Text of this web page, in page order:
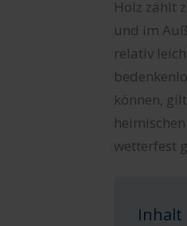
Holz zählt
und im
relativ
können,
wetterfest
Inhalt